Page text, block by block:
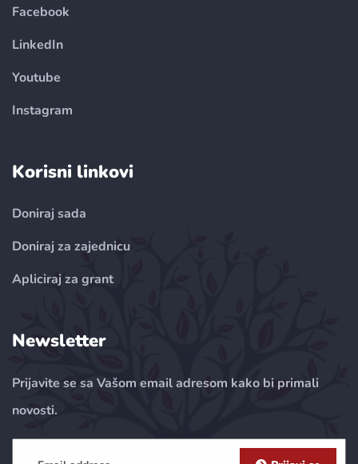
Facebook
LinkedIn
Youtube
Instagram
Korisni linkovi
Doniraj sada
Doniraj za zajednicu
Apliciraj za grant
Newsletter
Prijavite se sa Vašom email adresom kako bi primali
novosti.